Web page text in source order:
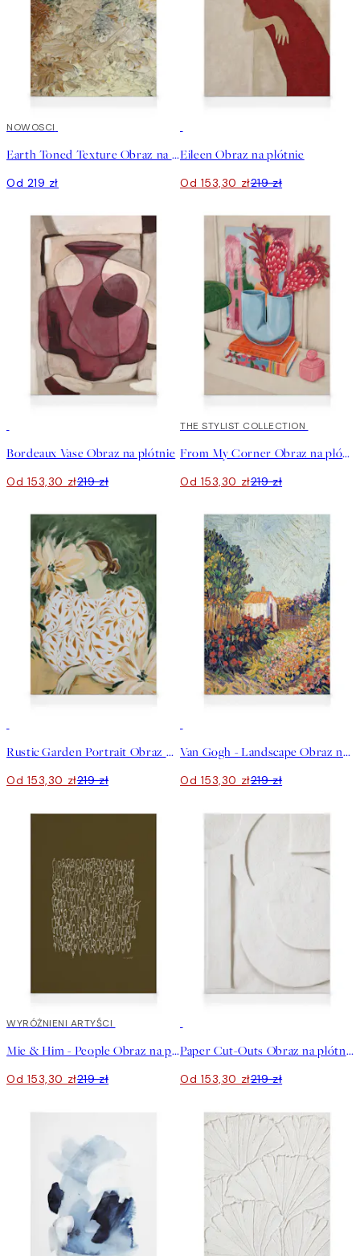
NOWOSCI
Earth Toned Texture Obraz na płótnie
Od 219 zł
Eileen Obraz na płótnie
Od 153,30 zł219 zł
Bordeaux Vase Obraz na płótnie
Od 153,30 zł219 zł
30%*
THE STYLIST COLLECTION
From My Corner Obraz na płótnie
Od 153,30 zł219 zł
Rustic Garden Portrait Obraz na płótnie
Od 153,30 zł219 zł
Van Gogh - Landscape Obraz na płótnie
Od 153,30 zł219 zł
30%*
WYRÓŻNIENI ARTYŚCI
Mie & Him - People Obraz na płótnie
Od 153,30 zł219 zł
Paper Cut-Outs Obraz na płótnie
Od 153,30 zł219 zł